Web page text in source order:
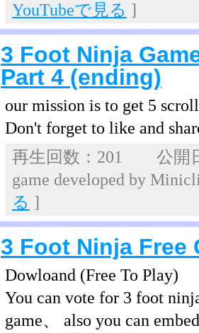
YouTubeで見る ]
3 Foot Ninja
Part 4 (ending)
our mission is to get 5
Don't forget to like and
再生回数：201 公開日
game developed by
る ]
3 Foot Ninja Free
Dowloand (Free To Play)
You can vote for 3 foot
game、 also you can